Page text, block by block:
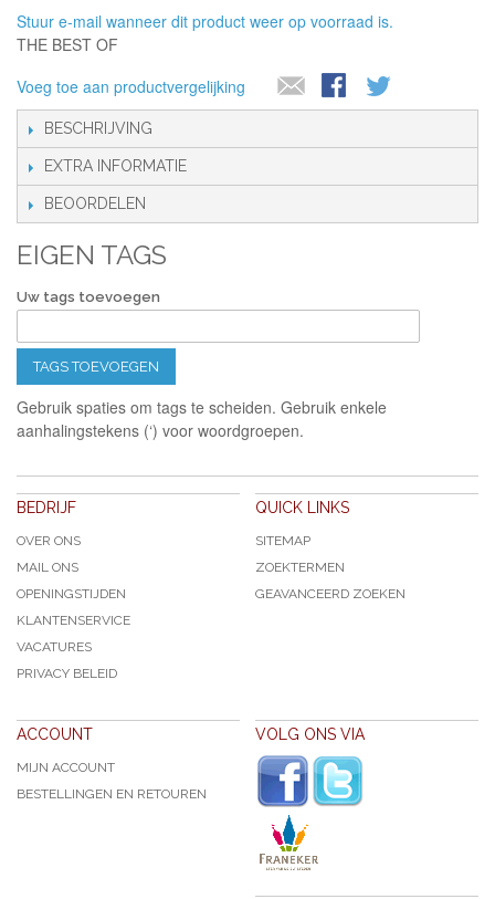
Stuur e-mail wanneer dit product weer op voorraad is.
THE BEST OF
Voeg toe aan productvergelijking
BESCHRIJVING
EXTRA INFORMATIE
BEOORDELEN
EIGEN TAGS
Uw tags toevoegen
TAGS TOEVOEGEN
Gebruik spaties om tags te scheiden. Gebruik enkele
aanhalingstekens (‘) voor woordgroepen.
BEDRIJF
OVER ONS
MAIL ONS
OPENINGSTIJDEN
KLANTENSERVICE
VACATURES
PRIVACY BELEID
QUICK LINKS
SITEMAP
ZOEKTERMEN
GEAVANCEERD ZOEKEN
ACCOUNT
MIJN ACCOUNT
BESTELLINGEN EN RETOUREN
VOLG ONS VIA